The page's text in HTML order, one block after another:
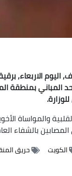
الاربعاء,
المباني بمنطقة
والمواساة
بالشفاء
الكويت حريق